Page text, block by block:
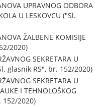
UPRAVNOG ODBORA
U LESKOVCU ("Sl.
ŽALBENE KOMISIJE
2020)
SEKRETARA U
glasnik RS", br. 152/2020)
SEKRETARA U
I TEHNOLOŠKOG
152/2020)